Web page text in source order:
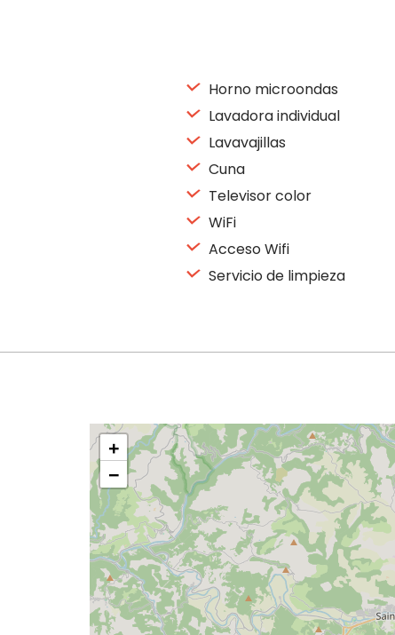
Horno microondas
Lavadora individual
Lavavajillas
Cuna
Televisor color
WiFi
Acceso Wifi
Servicio de limpieza
+
−